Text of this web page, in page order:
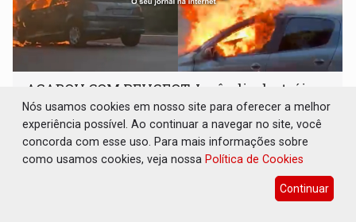
ACABOU COM PEUGEOT: Incêndio destrói
carro que era rebocado para oficina no
Centro de Porto Velho
Polícia 08 de Agosto de 2026 às 18:56
Mulheres estavam indo para um sítio
Nós usamos cookies em nosso site para oferecer a melhor
experiência possível. Ao continuar a navegar no site, você
concorda com esse uso. Para mais informações sobre
como usamos cookies, veja nossa Política de Cookies
Continuar